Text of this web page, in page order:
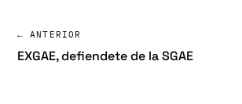
← ANTERIOR
EXGAE, defiendete de la SGAE